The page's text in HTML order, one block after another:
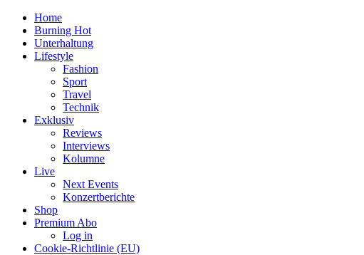
Home
Burning Hot
Unterhaltung
Lifestyle
Fashion
Sport
Travel
Technik
Exklusiv
Reviews
Interviews
Kolumne
Live
Next Events
Konzertberichte
Shop
Premium Abo
Log in
Cookie-Richtlinie (EU)